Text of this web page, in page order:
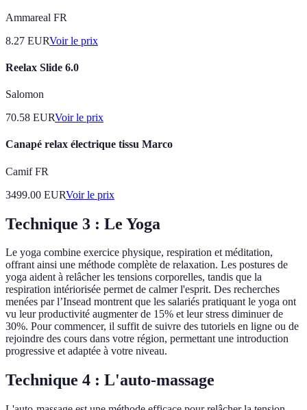
Ammareal FR
8.27 EURVoir le prix
Reelax Slide 6.0
Salomon
70.58 EURVoir le prix
Canapé relax électrique tissu Marco
Camif FR
3499.00 EURVoir le prix
Technique 3 : Le Yoga
Le yoga combine exercice physique, respiration et méditation,
offrant ainsi une méthode complète de relaxation. Les postures de
yoga aident à relâcher les tensions corporelles, tandis que la
respiration intériorisée permet de calmer l'esprit. Des recherches
menées par l’Insead montrent que les salariés pratiquant le yoga ont
vu leur productivité augmenter de 15% et leur stress diminuer de
30%. Pour commencer, il suffit de suivre des tutoriels en ligne ou de
rejoindre des cours dans votre région, permettant une introduction
progressive et adaptée à votre niveau.
Technique 4 : L'auto-massage